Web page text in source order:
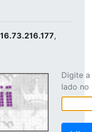
,
Digite
lado no